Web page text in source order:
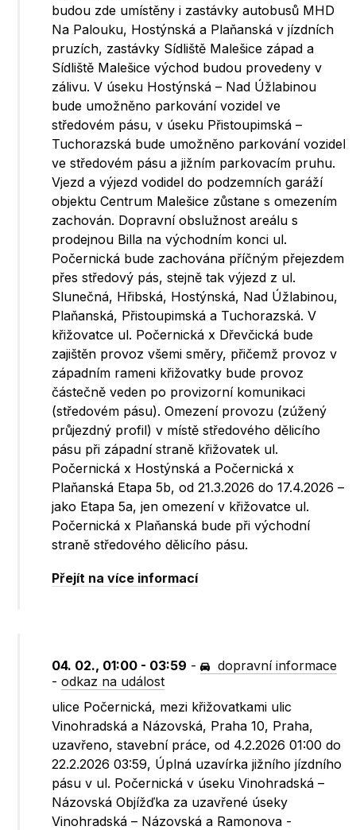
budou zde umístěny i zastávky autobusů MHD
Na Palouku, Hostýnská a Plaňanská v jízdních
pruzích, zastávky Sídliště Malešice západ a
Sídliště Malešice východ budou provedeny v
zálivu. V úseku Hostýnská – Nad Úžlabinou
bude umožněno parkování vozidel ve
středovém pásu, v úseku Přistoupimská –
Tuchorazská bude umožněno parkování vozidel
ve středovém pásu a jižním parkovacím pruhu.
Vjezd a výjezd vodidel do podzemních garáží
objektu Centrum Malešice zůstane s omezením
zachován. Dopravní obslužnost areálu s
prodejnou Billa na východním konci ul.
Počernická bude zachována příčným přejezdem
přes středový pás, stejně tak výjezd z ul.
Slunečná, Hřibská, Hostýnská, Nad Úžlabinou,
Plaňanská, Přistoupimská a Tuchorazská. V
křižovatce ul. Počernická x Dřevčická bude
zajištěn provoz všemi směry, přičemž provoz v
západním rameni křižovatky bude provoz
částečně veden po provizorní komunikaci
(středovém pásu). Omezení provozu (zúžený
průjezdný profil) v místě středového dělicího
pásu při západní straně křižovatek ul.
Počernická x Hostýnská a Počernická x
Plaňanská Etapa 5b, od 21.3.2026 do 17.4.2026 –
jako Etapa 5a, jen omezení v křižovatce ul.
Počernická x Plaňanská bude při východní
straně středového dělicího pásu.
Přejít na více informací
04. 02., 01:00 - 03:59 -
dopravní informace
-odkaz na událost
ulice Počernická, mezi křižovatkami ulic
Vinohradská a Názovská, Praha 10, Praha,
uzavřeno, stavební práce, od 4.2.2026 01:00 do
22.2.2026 03:59, Úplná uzavírka jižního jízdního
pásu v ul. Počernická v úseku Vinohradská –
Názovská Objížďka za uzavřené úseky
Vinohradská – Názovská a Ramonova -